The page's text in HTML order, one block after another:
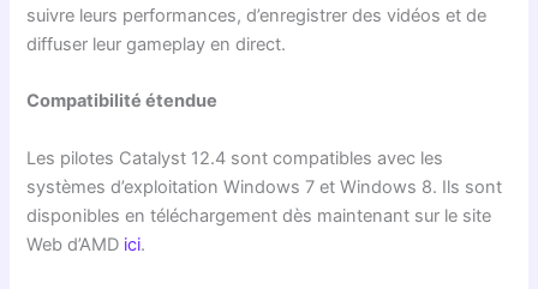
suivre leurs performances, d’enregistrer des vidéos et de
diffuser leur gameplay en direct.
Compatibilité étendue
Les pilotes Catalyst 12.4 sont compatibles avec les
systèmes d’exploitation Windows 7 et Windows 8. Ils sont
disponibles en téléchargement dès maintenant sur le site
Web d’AMD ici.